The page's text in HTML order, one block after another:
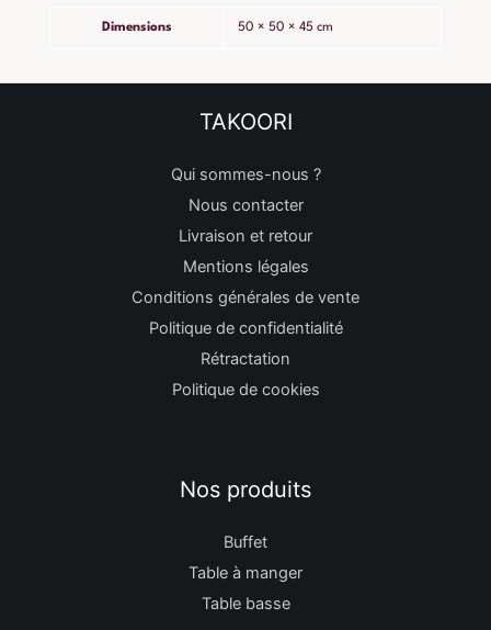
Dimensions 50 × 50 × 45 cm
TAKOORI
Qui sommes-nous ?
Nous contacter
Livraison et retour
Mentions légales
Conditions générales de vente
Politique de confidentialité
Rétractation
Politique de cookies
Nos produits
Buffet
Table à manger
Table basse